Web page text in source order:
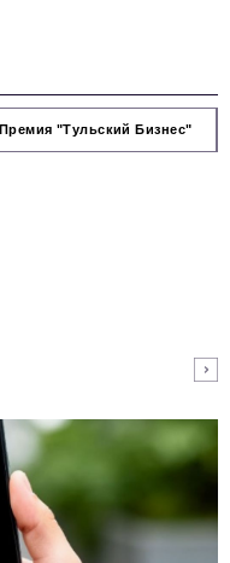
Премия "Тульский Бизнес"